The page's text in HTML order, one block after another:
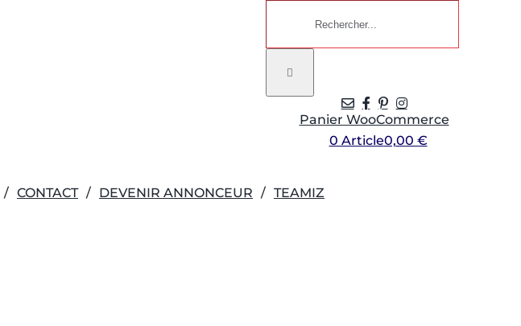
Panier WooCommerce
0 Article0,00 €
CONTACT DEVENIR ANNONCEUR TEAMIZ